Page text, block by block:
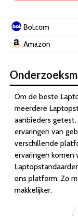
Bol.com
Amazon
Om de beste
meerdere
aanbieders
ervaringen van
verschillende
ervaringen
ons platform. Zo
makkelijker.